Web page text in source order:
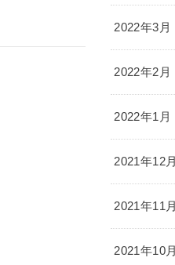
2022年3月
2022年2月
2022年1月
2021年12月
2021年11月
2021年10月